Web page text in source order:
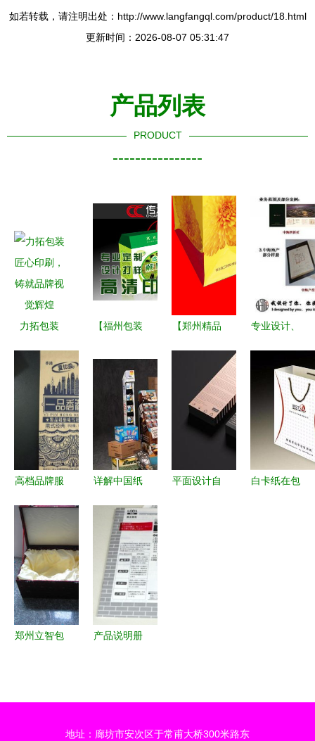
如若转载，请注明出处：http://www.langfangql.com/product/18.html
更新时间：2026-08-07 05:31:47
产品列表
PRODUCT
----------------
力拓包装
铸就品牌视
觉辉煌
【福州包装
福州包装盒
定制福州茶
叶包装盒价
格福州水果
包装盒】-
【郑州精品
精品盒印刷
设计包装彩
盒礼品盒生
产】-
专业设计、
印刷代工企
业
高档品牌服
包装装潢印
刷的艺术与
价值
详解中国纸
状及趋势，
纸包装从业
人士必看！
平面设计自
白卡纸在包
郑州立智包
产品说明册
地址：廊坊市安次区于常甫大桥300米路东